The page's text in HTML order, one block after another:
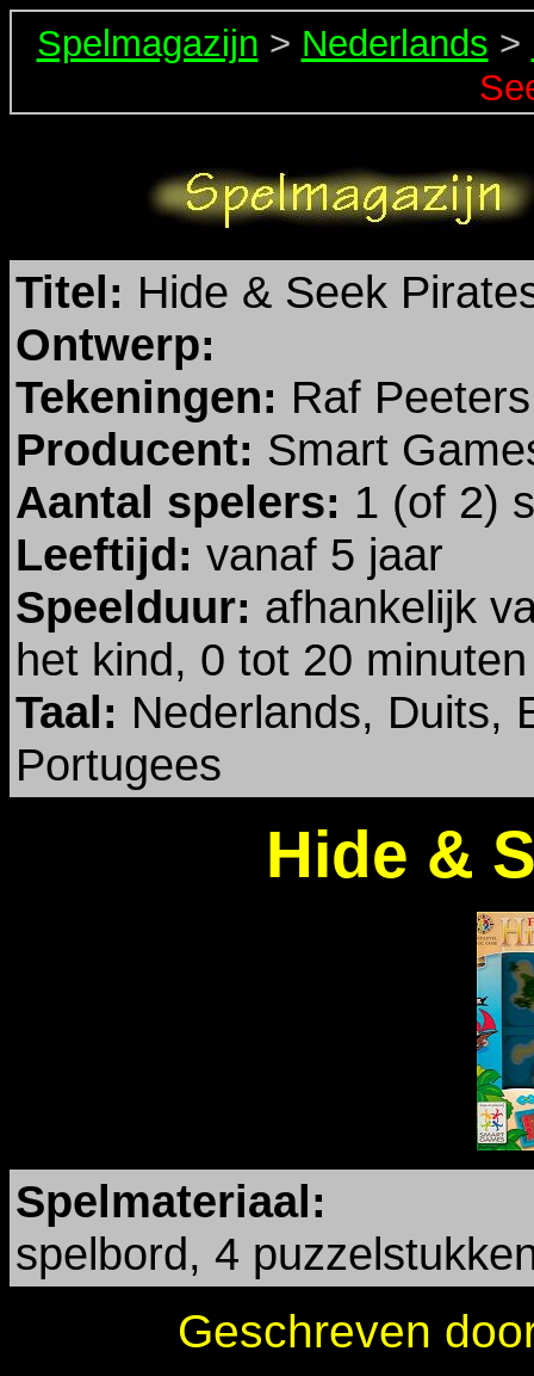
Spelmagazijn > Nederlands >
Titel: Hide & Seek
Ontwerp:
Tekeningen: Raf Peeters
Producent: Smart
Aantal spelers: 1 (of 2)
Leeftijd: vanaf 5 jaar
Speelduur: afhankelijk
het kind, 0 tot 20 minuten
Taal: Nederlands, Duits,
Portugees
Hide &
Spelmateriaal:
spelbord, 4
Geschreven